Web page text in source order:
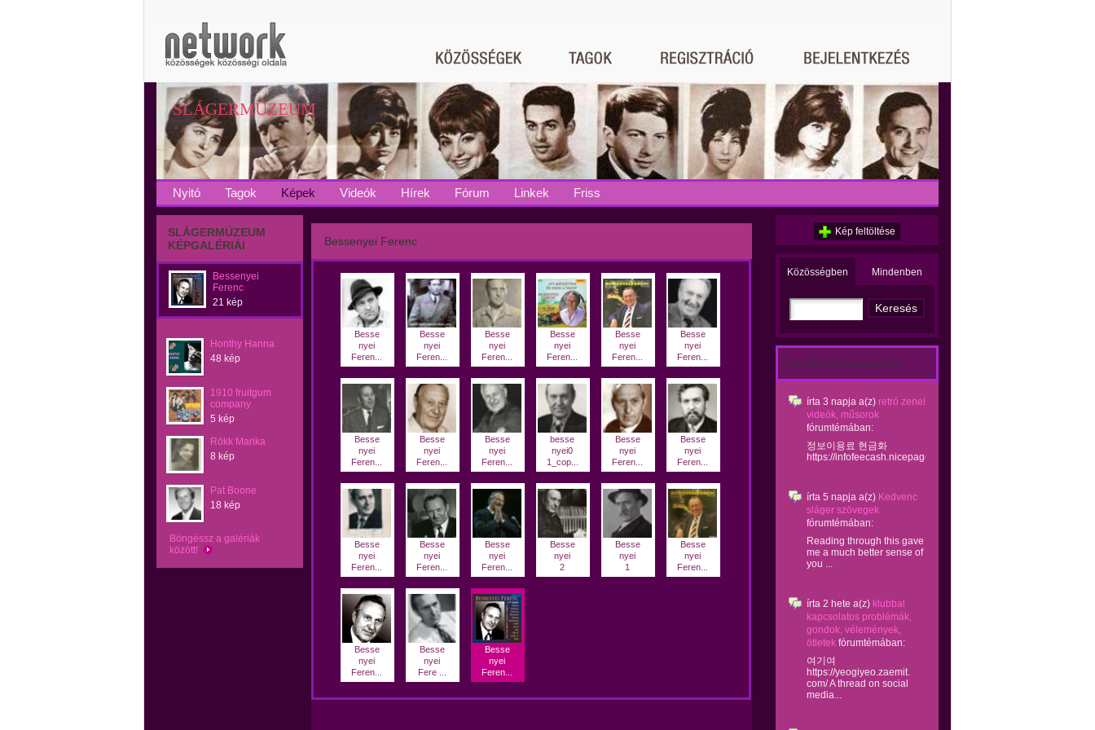
SLÁGERMÚZEUM
Nyitó Tagok Képek Videók Hírek Fórum Linkek Friss
SLÁGERMÚZEUM
KÉPGALÉRIÁI
Bessenyei
Ferenc
21 kép
Honthy Hanna
48 kép
1910 fruitgum
company
5 kép
Rökk Marika
8 kép
Pat Boone
18 kép
Böngéssz a galériák
között!
Bessenyei Ferenc
Besse
nyei
Feren...
Besse
nyei
Feren...
Besse
nyei
Feren...
Besse
nyei
Feren...
Besse
nyei
Feren...
Besse
nyei
Feren...
Besse
nyei
Feren...
Besse
nyei
Feren...
Besse
nyei
Feren...
besse
nyei0
1_cop...
Besse
nyei
Feren...
Besse
nyei
Feren...
Besse
nyei
Feren...
Besse
nyei
Feren...
Besse
nyei
Feren...
Besse
nyei
2
Besse
nyei
1
Besse
nyei
Feren...
Besse
nyei
Feren...
Besse
nyei
Fere ...
Besse
nyei
Feren...
Kép feltöltése
Közösségben Mindenben
Ez történt a közösségben:
írta 3 napja a(z) retró zenei
videók, műsorok
fórumtémában:
정보이용료 현금화
https://infofeecash.nicepage...
írta 5 napja a(z) Kedvenc
sláger szövegek
fórumtémában:
Reading through this gave
me a much better sense of
you ...
írta 2 hete a(z) klubbal
kapcsolatos problémák,
gondok, vélemények,
ötletek fórumtémában:
여기여
https://yeogiyeo.zaemit.
com/ A thread on social
media...